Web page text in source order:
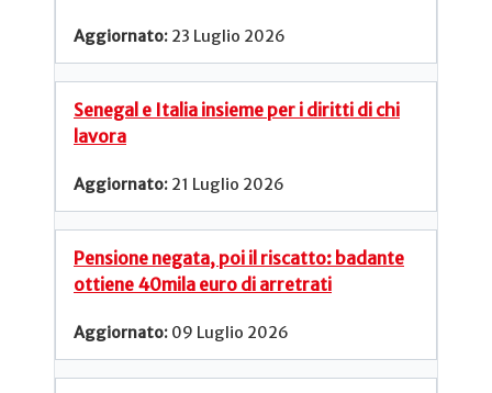
23 Luglio 2026
Senegal e Italia insieme per i diritti di chi
lavora
21 Luglio 2026
Pensione negata, poi il riscatto: badante
ottiene 40mila euro di arretrati
09 Luglio 2026